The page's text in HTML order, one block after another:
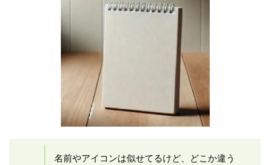
名前やアイコンは似せてるけど、どこか違う